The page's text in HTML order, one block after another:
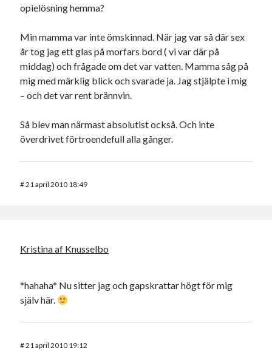
opielösning hemma?
Min mamma var inte ömskinnad. När jag var så där sex
år tog jag ett glas på morfars bord ( vi var där på
middag) och frågade om det var vatten. Mamma såg på
mig med märklig blick och svarade ja. Jag stjälpte i mig
– och det var rent brännvin.
Så blev man närmast absolutist också. Och inte
överdrivet förtroendefull alla gånger.
#21 april 2010 18:49
Kristina af Knusselbo
*hahaha* Nu sitter jag och gapskrattar högt för mig
själv här.
#21 april 2010 19:12